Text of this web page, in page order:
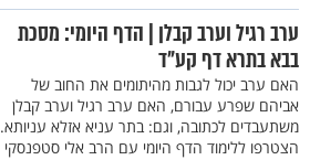
ערב רגיל וערב קבלן | הדף היומי: מסכת
בבא בתרא דף קע"ד
האם ערב יכול לגבות מהיתומים את החוב של
אביהם שפרע עבורם, האם ערב רגיל וערב קבלן
משתעבדים לכתובה, וגם: בתר עניא אזלא עניותא.
הצטרפו ללימוד הדף היומי עם הרב אלי סטפנסקי